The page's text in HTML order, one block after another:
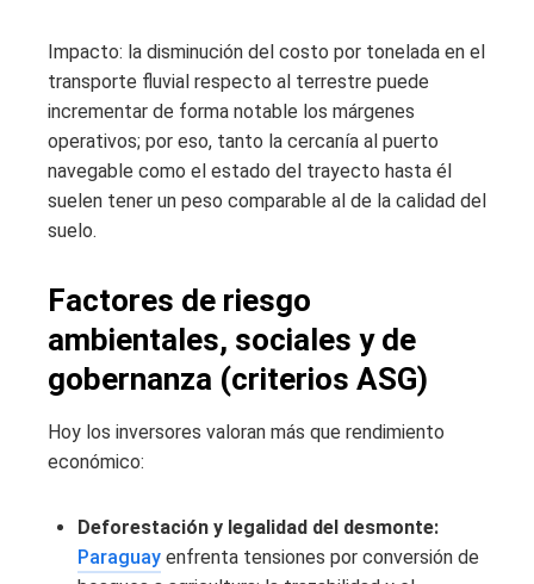
Impacto: la disminución del costo por tonelada en el
transporte fluvial respecto al terrestre puede
incrementar de forma notable los márgenes
operativos; por eso, tanto la cercanía al puerto
navegable como el estado del trayecto hasta él
suelen tener un peso comparable al de la calidad del
suelo.
Factores de riesgo
ambientales, sociales y de
gobernanza (criterios ASG)
Hoy los inversores valoran más que rendimiento
económico:
Deforestación y legalidad del desmonte:
Paraguay enfrenta tensiones por conversión de